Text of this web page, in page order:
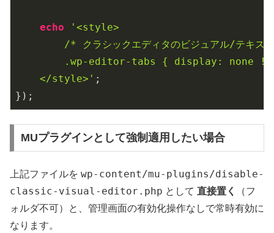
echo
'<style>
/* クラシックエディタのビジュアル/テキス
.wp-editor-tabs { display: none
    </style>'
;
});
MUプラグインとして強制適用したい場合
上記ファイルを wp-content/mu-plugins/disable-
classic-visual-editor.php として 直接置く
（フ
ォルダ不可）と、管理画面の有効化操作なしで常時有効に
なります。